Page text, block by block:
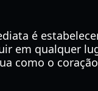
é
em qualquer
como o